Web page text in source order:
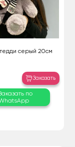
серый 20см
Заказать
по